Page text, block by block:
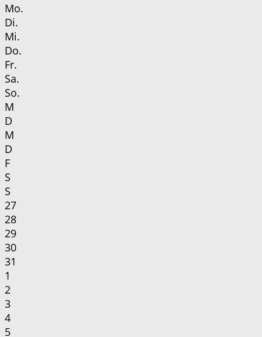
Mo.
Di.
Mi.
Do.
Fr.
Sa.
So.
M
D
M
D
F
S
S
27
28
29
30
31
1
2
3
4
5